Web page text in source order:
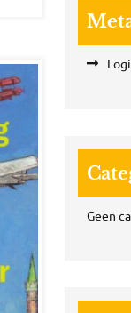
Geen